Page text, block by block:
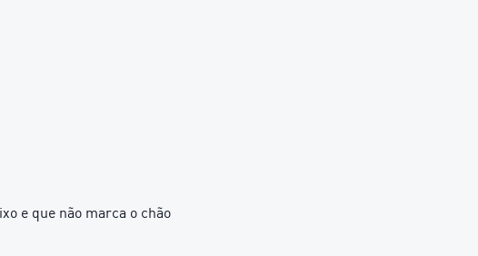
e que não marca o chão